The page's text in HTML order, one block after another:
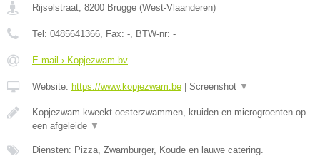
Rijselstraat 8200 Brugge (West-Vlaanderen)
Tel: 0485641366 , Fax: - , BTW-nr: -
E-mail › Kopjezwam bv
Website: https://www.kopjezwam.be | Screenshot ▼
Kopjezwam kweekt oesterzwammen, kruiden en microgroenten op
een afgeleide ▼
Diensten: Pizza, Zwamburger, Koude en lauwe catering.